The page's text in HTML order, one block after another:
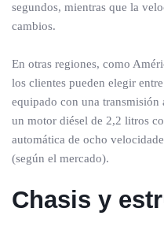
segundos, mientras que la
cambios.
En otras regiones, como
los clientes pueden elegir
equipado con una
un motor diésel de 2,2 litros
automática de ocho
(según el mercado).
Chasis y